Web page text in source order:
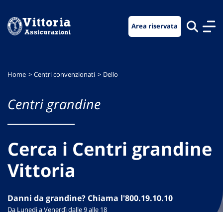
menu
contenuto
footer
Area riservata
Home Centri convenzionati Dello
Centri grandine
Cerca i Centri grandine
Vittoria
Danni da grandine? Chiama l'800.19.10.10
Da Lunedì a Venerdì dalle 9 alle 18